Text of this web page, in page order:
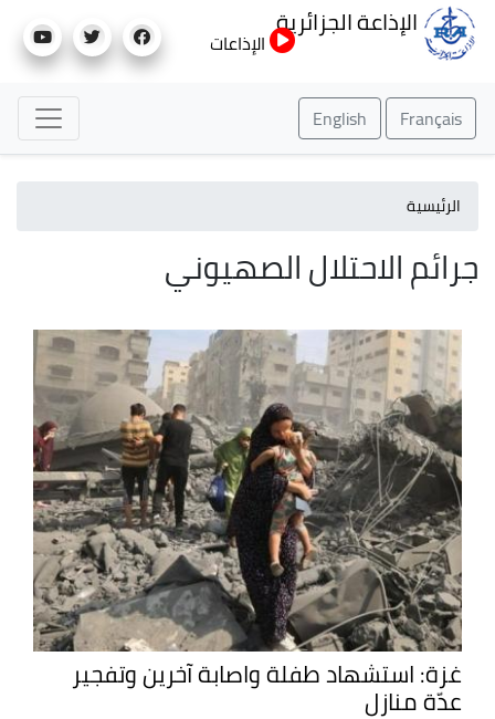
إلى
الإذاعة الجزائرية
الإذاعات
Français
English
الرئيسية
جرائم الاحتلال الصهيوني
غزة: استشهاد طفلة واصابة آخرين وتفجير
عدّة منازل